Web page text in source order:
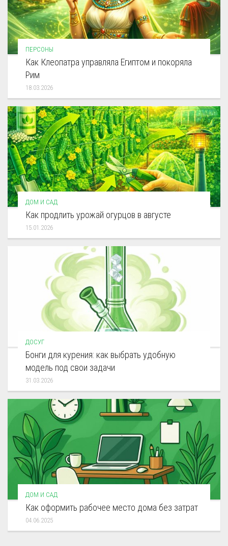
ПЕРСОНЫ
Как Клеопатра управляла Египтом и покоряла
Рим
18.03.2026
ДОМ И САД
Как продлить урожай огурцов в августе
15.01.2026
ДОСУГ
Бонги для курения: как выбрать удобную
модель под свои задачи
31.03.2026
ДОМ И САД
Как оформить рабочее место дома без затрат
04.06.2025